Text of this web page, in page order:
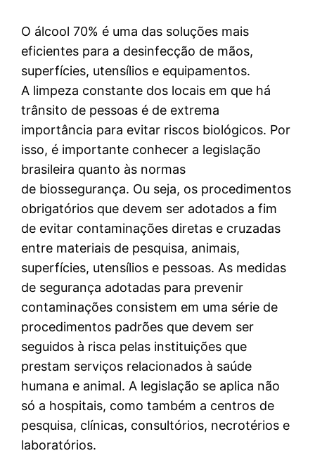
O álcool 70% é uma das soluções mais
eficientes para a desinfecção de mãos,
superfícies, utensílios e equipamentos.
A limpeza constante dos locais em que há
trânsito de pessoas é de extrema
importância para evitar riscos biológicos. Por
isso, é importante conhecer a legislação
brasileira quanto às normas
de biossegurança. Ou seja, os procedimentos
obrigatórios que devem ser adotados a fim
de evitar contaminações diretas e cruzadas
entre materiais de pesquisa, animais,
superfícies, utensílios e pessoas. As medidas
de segurança adotadas para prevenir
contaminações consistem em uma série de
procedimentos padrões que devem ser
seguidos à risca pelas instituições que
prestam serviços relacionados à saúde
humana e animal. A legislação se aplica não
só a hospitais, como também a centros de
pesquisa, clínicas, consultórios, necrotérios e
laboratórios.